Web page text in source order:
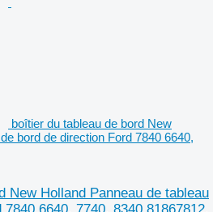
boîtier du tableau de bord New
bord de direction Ford 7840 6640,
New Holland Panneau de tableau